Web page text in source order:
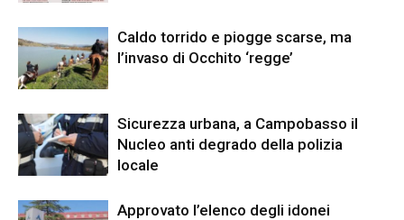
Caldo torrido e piogge scarse, ma
l’invaso di Occhito ‘regge’
Sicurezza urbana, a Campobasso il
Nucleo anti degrado della polizia
locale
Approvato l’elenco degli idonei